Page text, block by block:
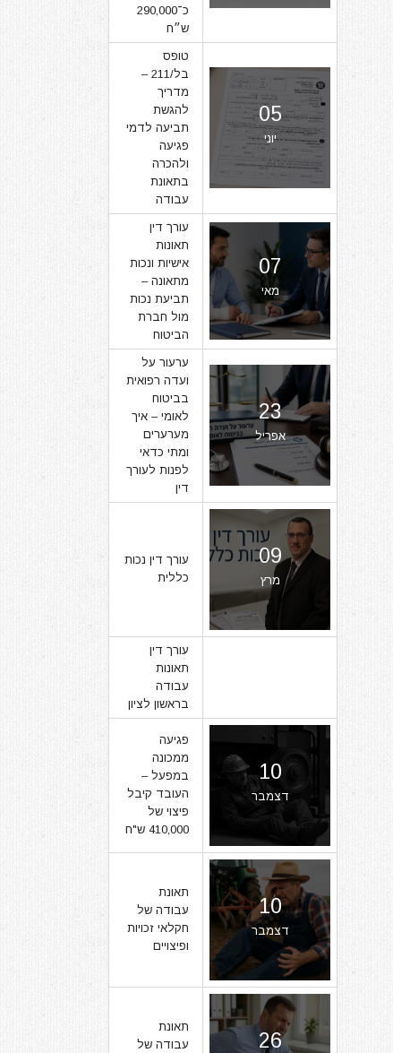
כ־290,000
ש״ח
05
יוני
טופס
בל/211 –
מדריך
להגשת
תביעה לדמי
פגיעה
ולהכרה
בתאונת
עבודה
07
מאי
עורך דין
תאונות
אישיות ונכות
מתאונה –
תביעת נכות
מול חברת
הביטוח
23
אפריל
ערעור על
ועדה רפואית
בביטוח
לאומי – איך
מערערים
ומתי כדאי
לפנות לעורך
דין
09
מרץ
עורך דין נכות
כללית
עורך דין
תאונות
עבודה
בראשון לציון
10
דצמבר
פגיעה
ממכונה
במפעל –
העובד קיבל
פיצוי של
410,000 ש"ח
10
דצמבר
תאונת
עבודה של
חקלאי זכויות
ופיצויים
26
תאונת
עבודה של